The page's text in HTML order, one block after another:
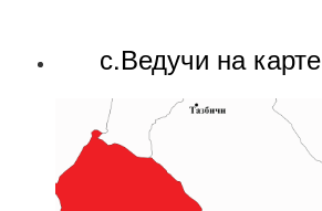
с.Ведучи на карте